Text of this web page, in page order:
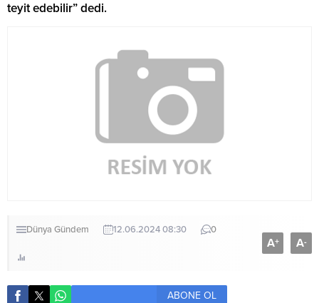
teyit edebilir” dedi.
Dünya Gündem 12.06.2024 08:30 0
A+ A-
ABONE OL